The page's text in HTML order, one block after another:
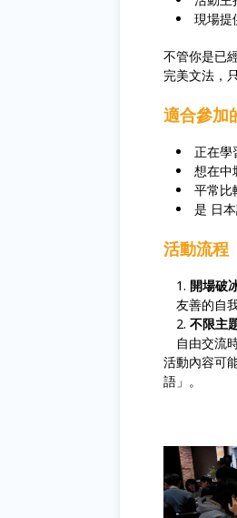
現場提
不管你是已
完美文法，
適合參加
正在學
想在中
平常比
是 日
活動流程
開場破
友善的自
不限主
自由交流
活動內容可
語」。